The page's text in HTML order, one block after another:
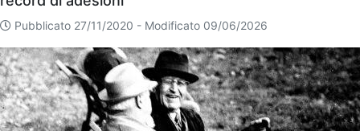
Pubblicato 27/11/2020 - Modificato 09/06/2026